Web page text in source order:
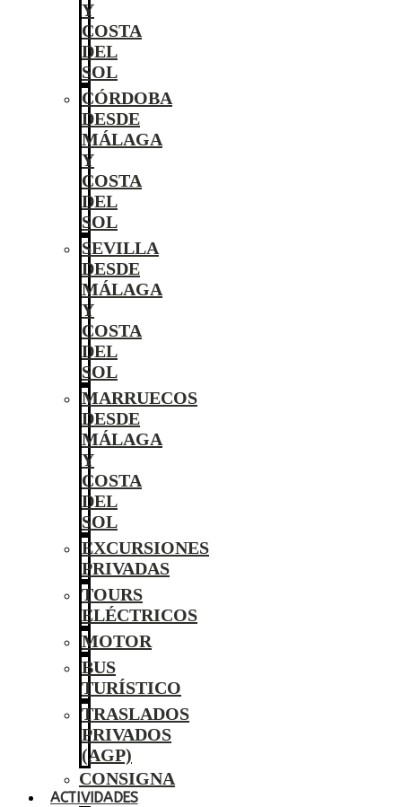
Y
COSTA
DEL
SOL
CÓRDOBA
DESDE
MÁLAGA
Y
COSTA
DEL
SOL
SEVILLA
DESDE
MÁLAGA
Y
COSTA
DEL
SOL
MARRUECOS
DESDE
MÁLAGA
Y
COSTA
DEL
SOL
EXCURSIONES
PRIVADAS
TOURS
ELÉCTRICOS
MOTOR
BUS
TURÍSTICO
TRASLADOS
PRIVADOS
(AGP)
CONSIGNA
ACTIVIDADES